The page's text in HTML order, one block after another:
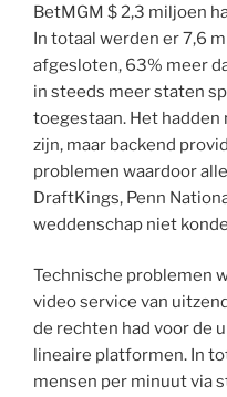
BetMGM $ 2,3 miljoen
In totaal werden er 7,6
afgesloten, 63% meer
in steeds meer staten
toegestaan. Het
zijn, maar backend
problemen waardoor
DraftKings, Penn
weddenschap niet
Technische problemen
video service van
de rechten had voor de
lineaire platformen. In
mensen per minuut via